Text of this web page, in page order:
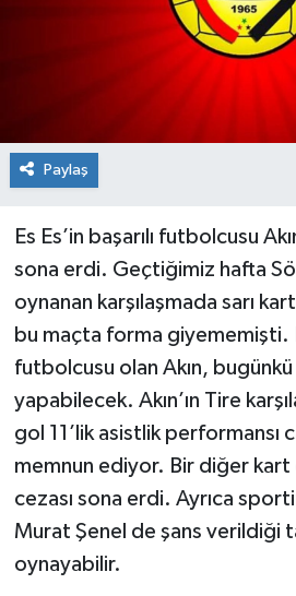
Paylaş
Es Es’in başarılı futbolcusu
sona erdi. Geçtiğimiz hafta
oynanan karşılaşmada sarı kart
bu maçta forma giyememişti.
futbolcusu olan Akın,
yapabilecek. Akın’ın Tire
gol 11’lik asistlik performansı
memnun ediyor. Bir diğer kart
cezası sona erdi. Ayrıca
Murat Şenel de şans verildiği
oynayabilir.